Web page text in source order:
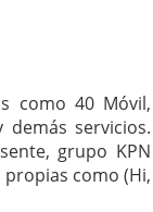
como 40 Móvil,
demás servicios.
grupo KPN
como (Hi,